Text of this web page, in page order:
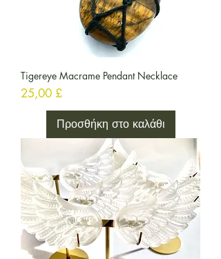
Tigereye Macrame Pendant Necklace
Τιμή
25,00 £
Προσθήκη στο καλάθι